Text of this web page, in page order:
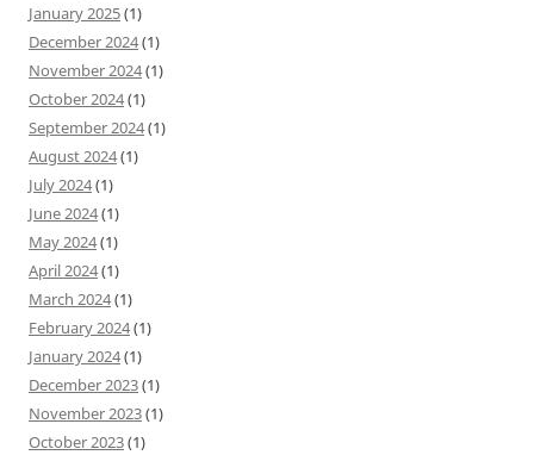
January 2025(1)
December 2024(1)
November 2024(1)
October 2024(1)
September 2024(1)
August 2024(1)
July 2024(1)
June 2024(1)
May 2024(1)
April 2024(1)
March 2024(1)
February 2024(1)
January 2024(1)
December 2023(1)
November 2023(1)
October 2023(1)